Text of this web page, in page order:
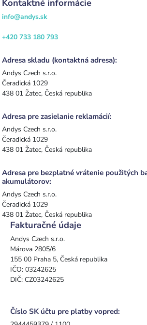
Kontaktné informácie
info@andys.sk
+420 733 180 793
Adresa skladu (kontaktná adresa):
Andys Czech s.r.o.
Čeradická 1029
438 01 Žatec, Česká republika
Adresa pre zasielanie reklamácií:
Andys Czech s.r.o.
Čeradická 1029
438 01 Žatec, Česká republika
Adresa pre bezplatné vrátenie použitých
akumulátorov:
Andys Czech s.r.o.
Čeradická 1029
438 01 Žatec, Česká republika
Fakturačné údaje
Andys Czech s.r.o.
Márova 2805/6
155 00 Praha 5, Česká republika
IČO: 03242625
DIČ: CZ03242625
Číslo SK účtu pre platby vopred: